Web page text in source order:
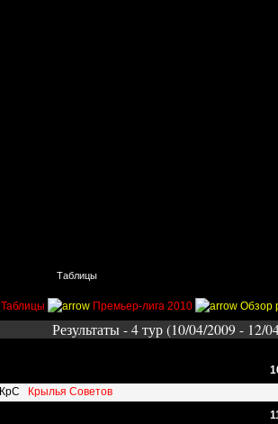
Таблицы
Таблицы Премьер-лига 2010 Обзор
Результаты - 4 тур (10/04/2009 - 12/
Крылья Советов